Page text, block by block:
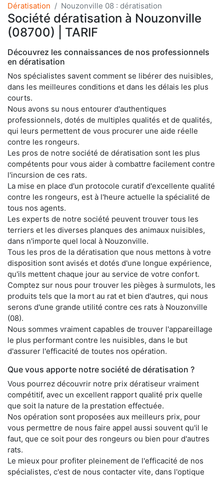
Dératisation Nouzonville 08 : dératisation
Société dératisation à Nouzonville
(08700) | TARIF
Découvrez les connaissances de nos professionnels
en dératisation
Nos spécialistes savent comment se libérer des nuisibles,
dans les meilleures conditions et dans les délais les plus
courts.
Nous avons su nous entourer d'authentiques
professionnels, dotés de multiples qualités et de qualités,
qui leurs permettent de vous procurer une aide réelle
contre les rongeurs.
Les pros de notre société de dératisation sont les plus
compétents pour vous aider à combattre facilement contre
l'incursion de ces rats.
La mise en place d'un protocole curatif d'excellente qualité
contre les rongeurs, est à l'heure actuelle la spécialité de
tous nos agents.
Les experts de notre société peuvent trouver tous les
terriers et les diverses planques des animaux nuisibles,
dans n'importe quel local à Nouzonville.
Tous les pros de la dératisation que nous mettons à votre
disposition sont avisés et dotés d'une longue expérience,
qu'ils mettent chaque jour au service de votre confort.
Comptez sur nous pour trouver les pièges à surmulots, les
produits tels que la mort au rat et bien d'autres, qui nous
serons d'une grande utilité contre ces rats à Nouzonville
(08).
Nous sommes vraiment capables de trouver l'appareillage
le plus performant contre les nuisibles, dans le but
d'assurer l'efficacité de toutes nos opération.
Que vous apporte notre société de dératisation ?
Vous pourrez découvrir notre prix dératiseur vraiment
compétitif, avec un excellent rapport qualité prix quelle
que soit la nature de la prestation effectuée.
Nos opération sont proposées aux meilleurs prix, pour
vous permettre de nous faire appel aussi souvent qu'il le
faut, que ce soit pour des rongeurs ou bien pour d'autres
rats.
Le mieux pour profiter pleinement de l'efficacité de nos
spécialistes, c'est de nous contacter vite, dans l'optique